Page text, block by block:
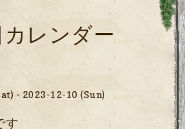
レンダー
- 2023-12-10 (Sun)
す